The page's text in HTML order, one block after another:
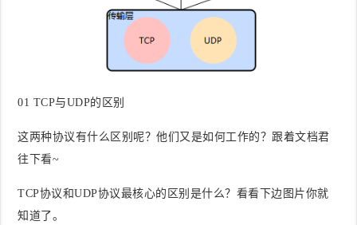
01 TCP与UDP的区别
这两种协议有什么区别呢？他们又是如何工作的？跟着文档君
往下看~
TCP协议和UDP协议最核心的区别是什么？看看下边图片你就
知道了。